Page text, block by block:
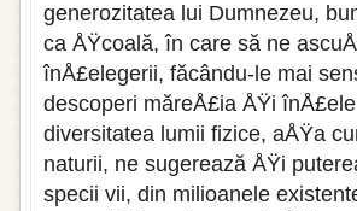
generozitatea lui Dumnezeu,
ca ÅŸcoală, în care să ne
înÅ£elegerii, făcându-le mai
descoperi măreÅ£ia ÅŸi
diversitatea lumii fizice, aÅŸa
naturii, ne sugerează ÅŸi
specii vii, din milioanele